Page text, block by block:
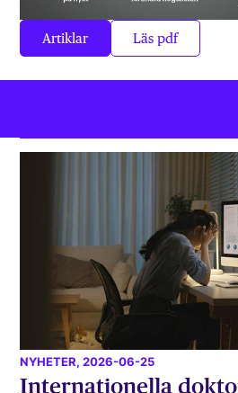
Artiklar Läs pdf
NYHETER, 2026-06-25
Internationella